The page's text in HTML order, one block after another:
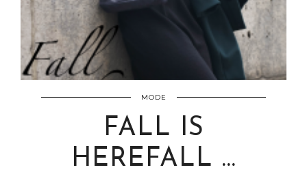
MODE
FALL IS
HEREFALL …